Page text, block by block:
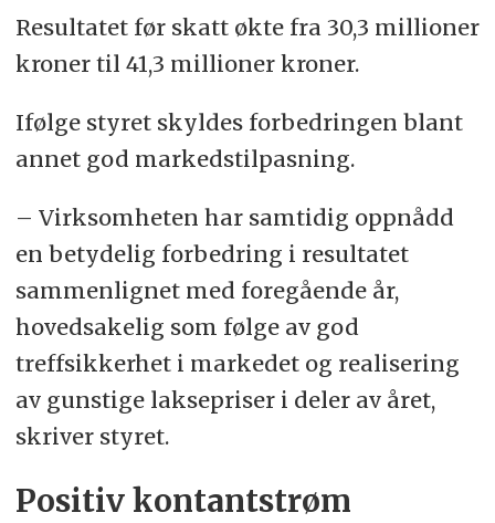
Resultatet før skatt økte fra 30,3 millioner
kroner til 41,3 millioner kroner.
Ifølge styret skyldes forbedringen blant
annet god markedstilpasning.
– Virksomheten har samtidig oppnådd
en betydelig forbedring i resultatet
sammenlignet med foregående år,
hovedsakelig som følge av god
treffsikkerhet i markedet og realisering
av gunstige laksepriser i deler av året,
skriver styret.
Positiv kontantstrøm